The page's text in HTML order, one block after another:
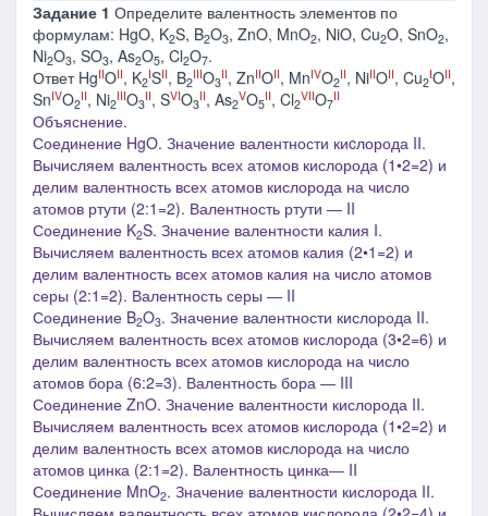
Задание 1 Определите валентность элементов по
формулам: HgO, K2S, B2O3, ZnO, MnO2, NiO, Cu2O, SnO2,
Ni2O3, SO3, As2O5, Cl2O7.
Ответ HgIIOII, K2
ISII, B2
IIIO3
II, ZnIIOII, MnIVO2
II, NiIIOII, Cu2
IOII,
SnIVO2
II, Ni2
IIIO3
II, SVIO3
II, As2
VO5
II, Cl2
VIIO7
II
Объяснение.
Соединение HgO. Значение валентности киcлорода II.
Вычисляем валентность всех атомов кислорода (1•2=2) и
делим валентность всех атомов кислорода на число
атомов ртути (2:1=2). Валентность ртути ― II
Соединение K2S. Значение валентности калия I.
Вычисляем валентность всех атомов калия (2•1=2) и
делим валентность всех атомов калия на число атомов
серы (2:1=2). Валентность серы ― II
Соединение B2O3. Значение валентности кислорода II.
Вычисляем валентность всех атомов кислорода (3•2=6) и
делим валентность всех атомов кислорода на число
атомов бора (6:2=3). Валентность бора ― III
Соединение ZnO. Значение валентности кислорода II.
Вычисляем валентность всех атомов кислорода (1•2=2) и
делим валентность всех атомов кислорода на число
атомов цинка (2:1=2). Валентность цинка― II
Соединение MnO2. Значение валентности кислорода II.